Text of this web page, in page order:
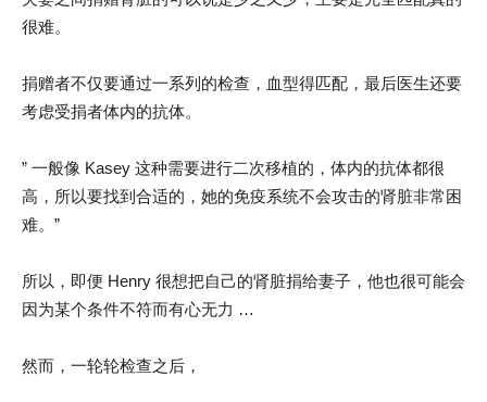
很难。
捐赠者不仅要通过一系列的检查，血型得匹配，最后医生还要
考虑受捐者体内的抗体。
” 一般像 Kasey 这种需要进行二次移植的，体内的抗体都很
高，所以要找到合适的，她的免疫系统不会攻击的肾脏非常困
难。”
所以，即便 Henry 很想把自己的肾脏捐给妻子，他也很可能会
因为某个条件不符而有心无力 …
然而，一轮轮检查之后，